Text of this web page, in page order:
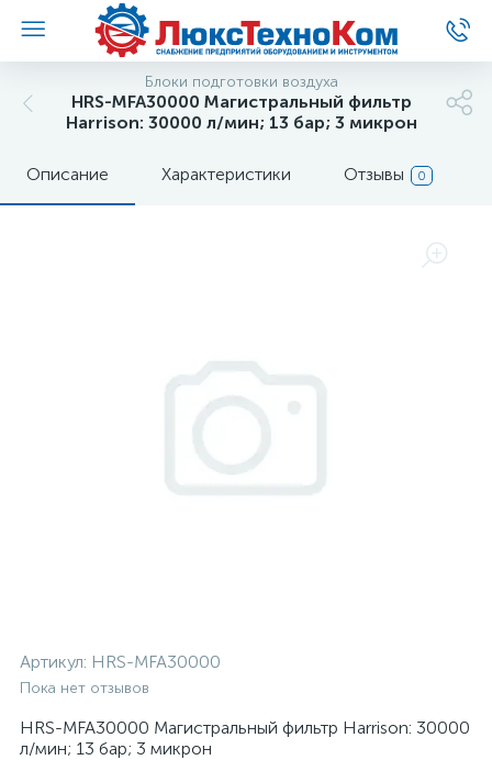
Блоки подготовки воздуха
HRS-MFA30000 Магистральный фильтр
Harrison: 30000 л/мин; 13 бар; 3 микрон
Описание Характеристики Отзывы 0
Артикул: HRS-MFA30000
Пока нет отзывов
HRS-MFA30000 Магистральный фильтр Harrison: 30000
л/мин; 13 бар; 3 микрон